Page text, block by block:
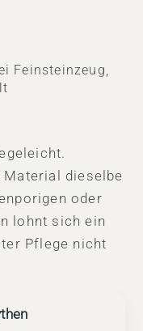
Feinsteinzeug,
dieselbe
oder
lohnt sich ein
Pflege nicht